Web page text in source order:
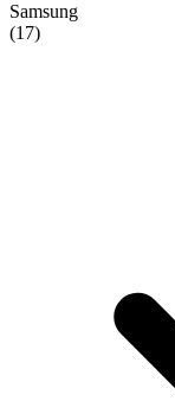
Samsung
(17)